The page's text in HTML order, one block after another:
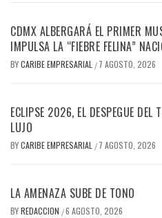
CDMX ALBERGARÁ EL PRIMER
IMPULSA LA “FIEBRE FELINA”
BYCARIBE EMPRESARIAL / 7 AGOSTO, 2026
ECLIPSE 2026, EL DESPEGUE
LUJO
BYCARIBE EMPRESARIAL / 7 AGOSTO, 2026
LA AMENAZA SUBE DE TONO
BYREDACCION /6 AGOSTO, 2026